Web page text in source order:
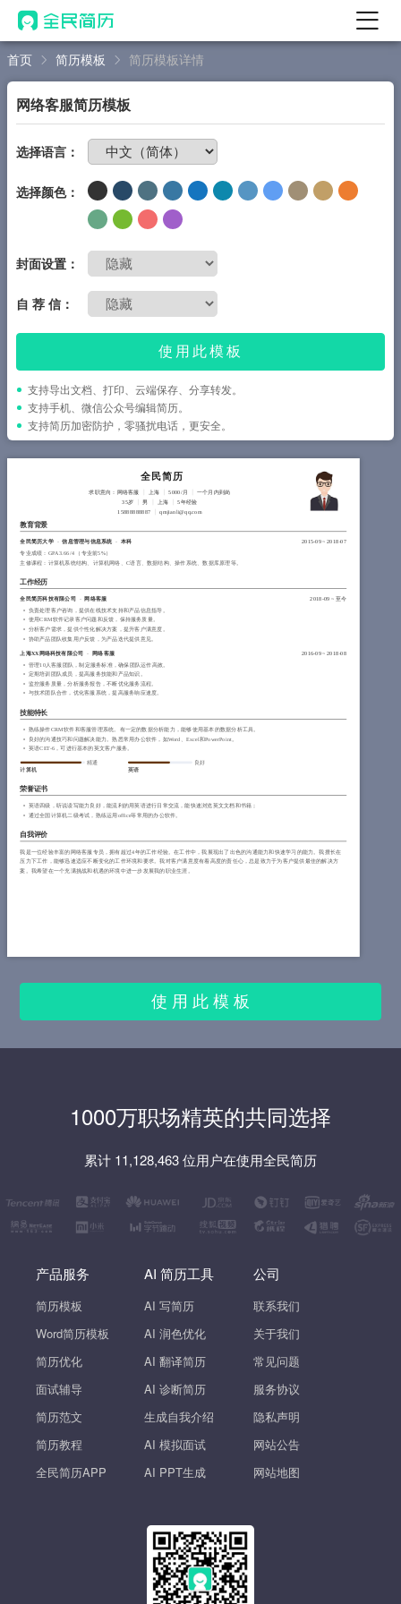
首页
AI 简历工具
AI 优化简历
AI 翻译简历
AI 诊断简历
AI 模拟面试
面试自我介绍
简历教程
登录 / 注册
首页 简历模板 简历模板详情
网络客服简历模板
选择语言：
选择颜色：
封面设置：
自 荐 信：
使用此模板
支持导出文档、打印、云端保存、分享转发。
支持手机、微信公众号编辑简历。
支持简历加密防护，零骚扰电话，更安全。
全民简历
求职意向：网络客服 上海 5000/月 一个月内到岗
35岁 男 上海 5年经验
15888888887 qmjianli@qq.com
教育背景
全民简历大学 - 信息管理与信息系统 - 本科 2015-09~ 2018-07
专业成绩：GPA 3.66/4 （专业前5%）
主修课程：计算机系统结构、计算机网络、C语言、数据结构、操作系统、数据库原理等。
工作经历
全民简历科技有限公司 - 网络客服 2018-09 ~ 至今
负责处理客户咨询，提供在线技术支持和产品信息指导。
使用CRM软件记录客户问题和反馈，保持服务质量。
分析客户需求，提供个性化解决方案，提升客户满意度。
协助产品团队收集用户反馈，为产品迭代提供意见。
上海XX网络科技有限公司 - 网络客服 2016-09~ 2018-08
管理10人客服团队，制定服务标准，确保团队运作高效。
定期培训团队成员，提高服务技能和产品知识。
监控服务质量，分析服务报告，不断优化服务流程。
与技术团队合作，优化客服系统，提高服务响应速度。
技能特长
熟练操作CRM软件和客服管理系统。有一定的数据分析能力，能够使用基本的数据分析工具。
良好的沟通技巧和问题解决能力。熟悉常用办公软件，如Word、Excel和PowerPoint。
英语CET-6，可进行基本的英文客户服务。
计算机
精通
英语
良好
荣誉证书
英语四级，听说读写能力良好，能流利的用英语进行日常交流，能快速浏览英文文档和书籍；
通过全国计算机二级考试，熟练运用office等常用的办公软件。
自我评价
我是一位经验丰富的网络客服专员，拥有超过4年的工作经验。在工作中，我展现出了出色的沟通能力和快速学习的能力。我擅长在
压力下工作，能够迅速适应不断变化的工作环境和要求。我对客户满意度有着高度的责任心，总是致力于为客户提供最佳的解决方
案。我希望在一个充满挑战和机遇的环境中进一步发展我的职业生涯。
使 用 此 模 板
1000万职场精英的共同选择
累计 11,128,463 位用户在使用全民简历
产品服务
简历模板
Word简历模板
简历优化
面试辅导
简历范文
简历教程
全民简历APP
AI 简历工具
AI 写简历
AI 润色优化
AI 翻译简历
AI 诊断简历
生成自我介绍
AI 模拟面试
AI PPT生成
公司
联系我们
关于我们
常见问题
服务协议
隐私声明
网站公告
网站地图